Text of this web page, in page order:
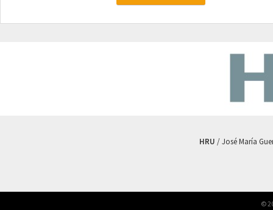
HRU / José María
©